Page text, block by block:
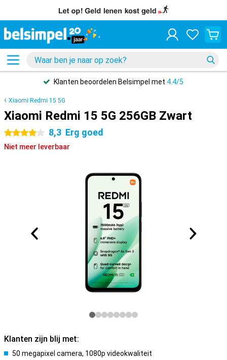
Beste Prijsgarantie
Xiaomi Redmi 15 5G
Xiaomi Redmi 15 5G 256GB Zwart
4 sterren 8,3 Erg goed
Niet meer leverbaar
Klanten zijn blij met:
50 megapixel camera, 1080p videokwaliteit